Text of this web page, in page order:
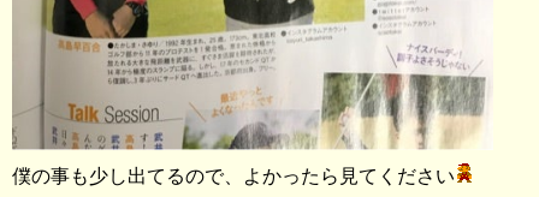
僕の事も少し出てるので、よかったら見てください